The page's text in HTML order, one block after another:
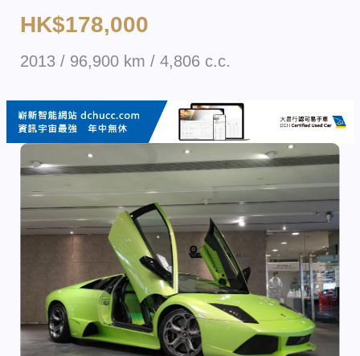
HK$178,000
2013 / 96,900 km / 4,806 c.c.